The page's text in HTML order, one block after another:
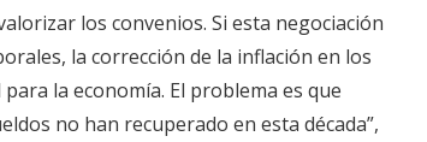
los convenios. Si esta negociación
la corrección de la inflación en los
la economía. El problema es que
no han recuperado en esta década”,